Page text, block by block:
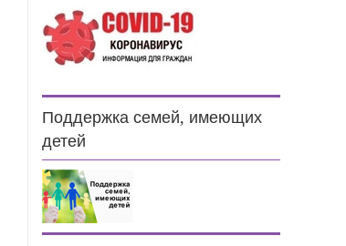
Поддержка семей, имеющих
детей